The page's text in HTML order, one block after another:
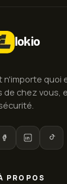
lokio
n'importe quoi
de chez vous,
PROPOS